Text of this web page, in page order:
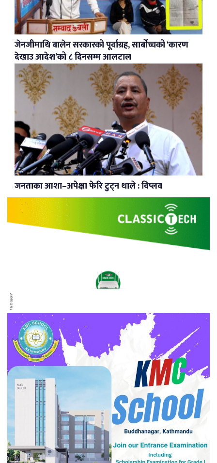
जेनजीमाथि बालेन सरकारको पूर्वाग्रह, सार्बोच्चको ‘कारण
देखाउ आदेश’को ८ दिनसम्म आलटाल
जनताका आशा–अपेक्षा फेरि टुट्न थाले : विप्लव